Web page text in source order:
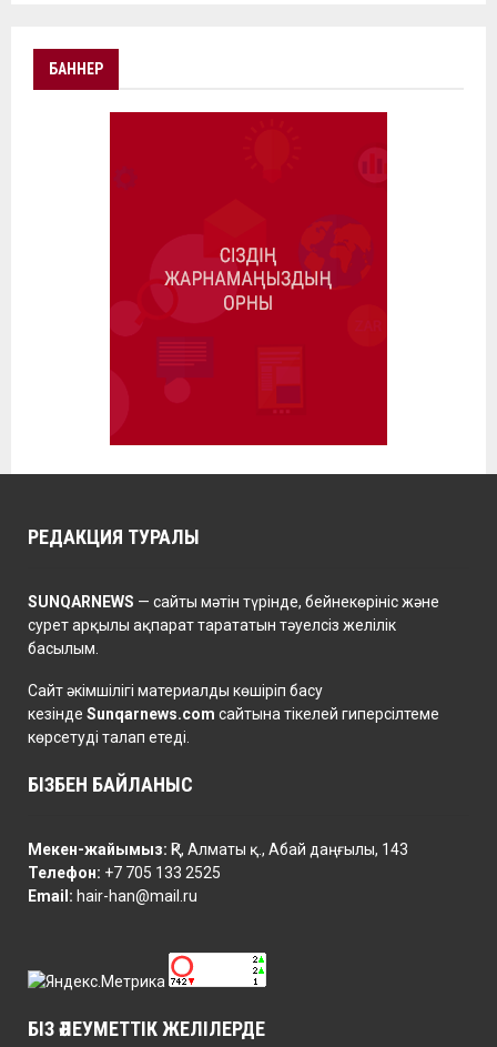
БАННЕР
РЕДАКЦИЯ ТУРАЛЫ
SUNQARNEWS — сайты мәтін түрінде, бейнекөрініс және
сурет арқылы ақпарат тарататын тәуелсіз желілік
басылым.
Сайт әкімшілігі материалды көшіріп басу
кезінде Sunqarnews.com сайтына тікелей гиперсілтеме
көрсетуді талап етеді.
БІЗБЕН БАЙЛАНЫС
Мекен-жайымыз: ҚР, Алматы қ., Абай даңғылы, 143
Телефон: +7 705 133 2525
Email: hair-han@mail.ru
БІЗ ӘЛЕУМЕТТІК ЖЕЛІЛЕРДЕ